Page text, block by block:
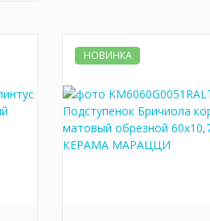
НОВИНКА